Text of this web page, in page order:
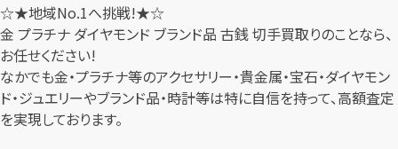
☆★地域No.1へ挑戦!★☆
金 プラチナ ダイヤモンド ブランド品 古銭 切手買取りのことなら、
お任せください!
なかでも金・プラチナ等のアクセサリー・貴金属・宝石・ダイヤモン
ド・ジュエリーやブランド品・時計等は特に自信を持って、高額査定
を実現しております。